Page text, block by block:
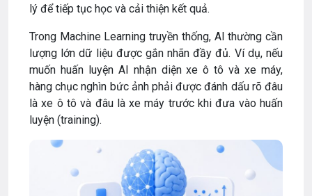
lý để tiếp tục học và cải thiện kết quả.
Trong Machine Learning truyền thống, AI thường cần
lượng lớn dữ liệu được gắn nhãn đầy đủ. Ví dụ, nếu
muốn huấn luyện AI nhận diện xe ô tô và xe máy,
hàng chục nghìn bức ảnh phải được đánh dấu rõ đâu
là xe ô tô và đâu là xe máy trước khi đưa vào huấn
luyện (training).